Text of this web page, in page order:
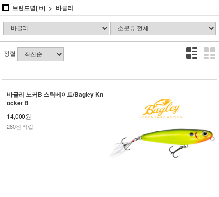
브랜드별[ㅂ] 바글리
정렬
바글리 노커B 스틱베이트/Bagley Kn
ocker B
14,000원
280원 적립